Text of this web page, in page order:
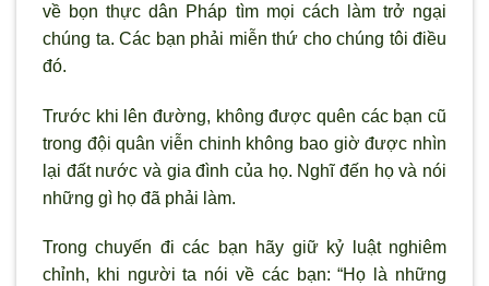
về bọn thực dân Pháp tìm mọi cách làm trở ngại
chúng ta. Các bạn phải miễn thứ cho chúng tôi điều
đó.
Trước khi lên đường, không được quên các bạn cũ
trong đội quân viễn chinh không bao giờ được nhìn
lại đất nước và gia đình của họ. Nghĩ đến họ và nói
những gì họ đã phải làm.
Trong chuyến đi các bạn hãy giữ kỷ luật nghiêm
chỉnh, khi người ta nói về các bạn: “Họ là những